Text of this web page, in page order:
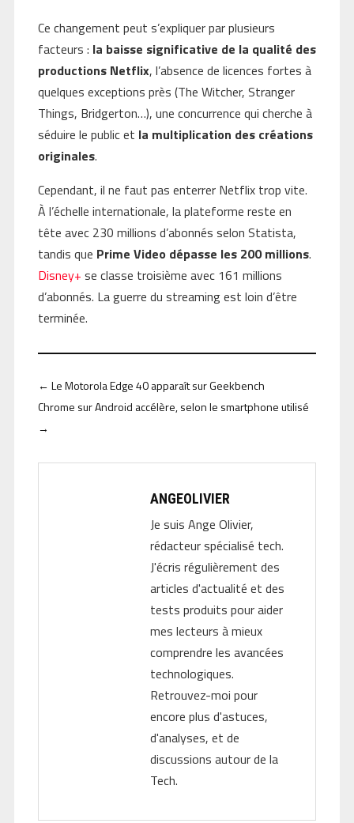
Ce changement peut s’expliquer par plusieurs
facteurs : la baisse significative de la qualité des
productions Netflix, l’absence de licences fortes à
quelques exceptions près (The Witcher, Stranger
Things, Bridgerton…), une concurrence qui cherche à
séduire le public et la multiplication des créations
originales.
Cependant, il ne faut pas enterrer Netflix trop vite.
À l’échelle internationale, la plateforme reste en
tête avec 230 millions d’abonnés selon Statista,
tandis que Prime Video dépasse les 200 millions.
Disney+ se classe troisième avec 161 millions
d’abonnés. La guerre du streaming est loin d’être
terminée.
← Le Motorola Edge 40 apparaît sur Geekbench
Chrome sur Android accélère, selon le smartphone utilisé
→
ANGEOLIVIER
Je suis Ange Olivier,
rédacteur spécialisé tech.
J'écris régulièrement des
articles d'actualité et des
tests produits pour aider
mes lecteurs à mieux
comprendre les avancées
technologiques.
Retrouvez-moi pour
encore plus d'astuces,
d'analyses, et de
discussions autour de la
Tech.